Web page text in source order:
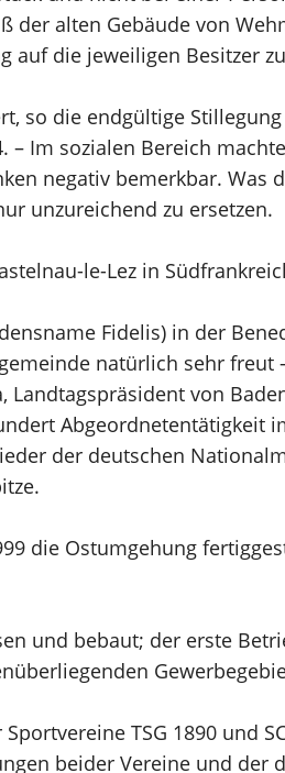
der alten Gebäude von
auf die jeweiligen Besitzer
so die endgültige
– Im sozialen Bereich
negativ bemerkbar. Was
unzureichend zu ersetzen.
le-Lez in
Fidelis) in der
natürlich sehr
von
Abgeordnetentätigkeit
der deutschen
die Ostumgehung
und bebaut; der erste
TSG 1890 und
beider Vereine und der